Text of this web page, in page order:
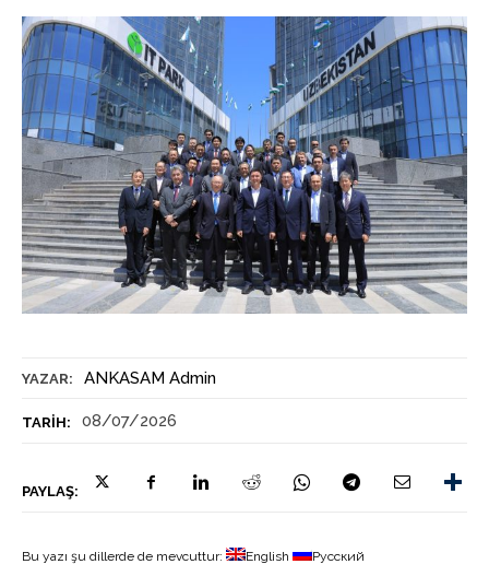
YAZAR: ANKASAM Admin
TARIH: 08/07/2026
PAYLAŞ:
Bu yazı şu dillerde de mevcuttur: English Русский